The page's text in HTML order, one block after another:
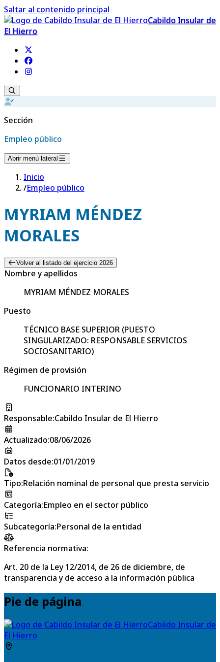
Saltar al contenido principal
Cabildo Insular de
El Hierro
Sección
Empleo público
Abrir menú lateral
Inicio
/Empleo público
MYRIAM MÉNDEZ
MORALES
Volver al listado del ejercicio 2026
Nombre y apellidos
MYRIAM MÉNDEZ MORALES
Puesto
TÉCNICO BASE SUPERIOR (PUESTO
SINGULARIZADO: RESPONSABLE SERVICIOS
SOCIOSANITARIO)
Régimen de provisión
FUNCIONARIO INTERINO
Responsable:Cabildo Insular de El Hierro
Actualizado:08/06/2026
Datos desde:01/01/2019
Tipo:Relación nominal de personal que presta servicio
Categoría:Empleo en el sector público
Subcategoría:Personal de la entidad
Referencia normativa:
Art. 20 de la Ley 12/2014, de 26 de diciembre, de
transparencia y de acceso a la información pública
Pie de página
Cabildo Insular de
El Hierro